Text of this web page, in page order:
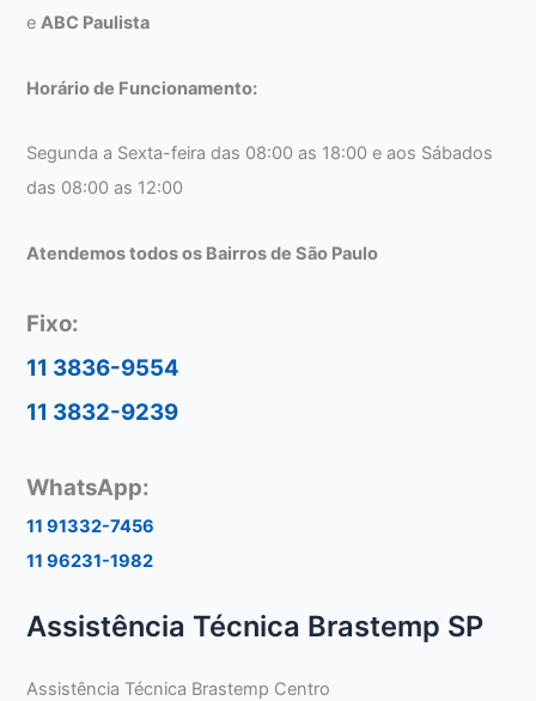
eABC Paulista
Horário de Funcionamento:
Segunda a Sexta-feira das 08:00 as 18:00 e aos Sábados
das 08:00 as 12:00
Atendemos todos os Bairros de São Paulo
Fixo:
11 3836-9554
11 3832-9239
WhatsApp:
11 91332-7456
11 96231-1982
Assistência Técnica Brastemp SP
Assistência Técnica Brastemp Centro